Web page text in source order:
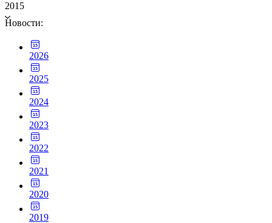
2015
Новости:
2026
2025
2024
2023
2022
2021
2020
2019